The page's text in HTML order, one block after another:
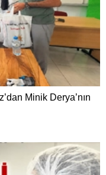
Minik Derya’nın